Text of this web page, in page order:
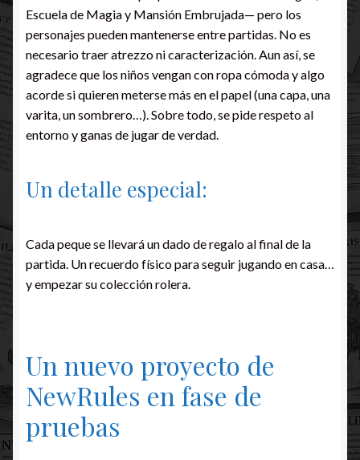
Escuela de Magia y Mansión Embrujada— pero los
personajes pueden mantenerse entre partidas. No es
necesario traer atrezzo ni caracterización. Aun así, se
agradece que los niños vengan con ropa cómoda y algo
acorde si quieren meterse más en el papel (una capa, una
varita, un sombrero…). Sobre todo, se pide respeto al
entorno y ganas de jugar de verdad.
Un detalle especial:
Cada peque se llevará un dado de regalo al final de la
partida. Un recuerdo físico para seguir jugando en casa…
y empezar su colección rolera.
Un nuevo proyecto de
NewRules en fase de
pruebas